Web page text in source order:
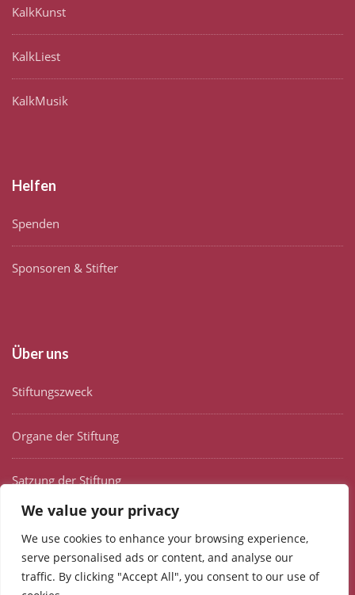
We value your privacy
We use cookies to enhance your browsing experience,
serve personalised ads or content, and analyse our
traffic. By clicking "Accept All", you consent to our use of
KalkKunst
KalkLiest
KalkMusik
Helfen
Spenden
Sponsoren & Stifter
Über uns
Stiftungszweck
Organe der Stiftung
Satzung der Stiftung
Selbstverpflichtungserklärung